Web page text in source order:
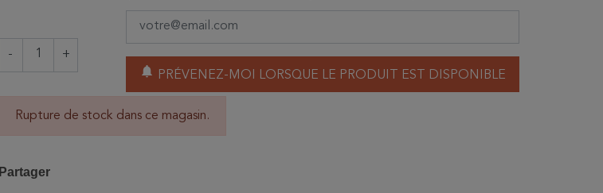
- +
notifications PRÉVENEZ-MOI LORSQUE LE PRODUIT EST DISPONIBLE
Rupture de stock dans ce magasin.
Partager